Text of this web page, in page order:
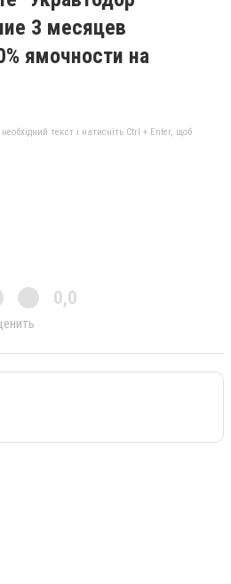
3 месяцев
ямочности на
текст і натисніть Ctrl + Enter, щоб
0,0